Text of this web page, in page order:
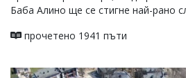
Баба Алино ще се стигне най-рано
прочетено 1941 пъти